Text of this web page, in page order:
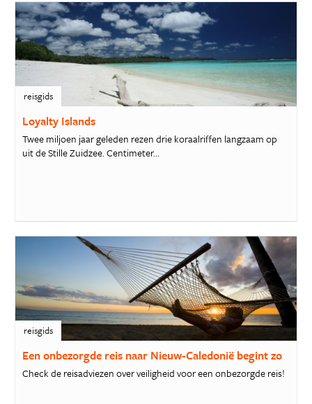
reisgids
Loyalty Islands
Twee miljoen jaar geleden rezen drie koraalriffen langzaam op
uit de Stille Zuidzee. Centimeter...
reisgids
Een onbezorgde reis naar Nieuw-Caledonië begint zo
Check de reisadviezen over veiligheid voor een onbezorgde reis!